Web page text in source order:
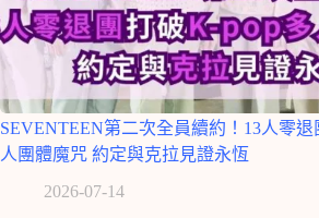
SEVENTEEN第二次全員續約！13人零退
人團體魔咒 約定與克拉見證永恆
2026-07-14